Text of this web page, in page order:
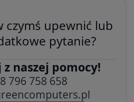
czymś upewnić lub
pytanie?
z naszej pomocy!
796 758 658